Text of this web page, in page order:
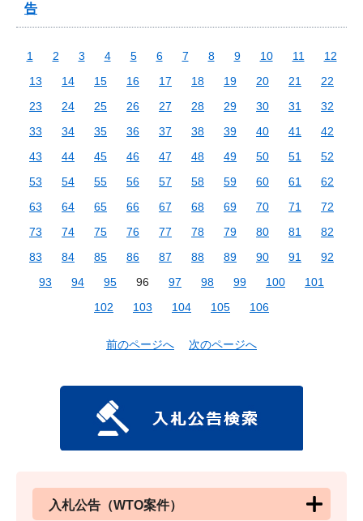
告
1 2 3 4 5 6 7 8 9 10 11
12
13
14 15 16 17 18 19 20 21
22
23
24 25 26 27 28 29 30 31
32
33
34 35 36 37 38 39 40 41
42
43
44 45 46 47 48 49 50 51
52
53
54 55 56 57 58 59 60 61
62
63
64 65 66 67 68 69 70 71
72
73
74 75 76 77 78 79 80 81
82
83
84 85 86 87 88 89 90 91
92
93
94 95 96 97 98 99 100
101
102
103 104 105 106
前のページへ 次のページへ
入札公告（WTO案件）